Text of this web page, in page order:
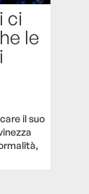
ci
le
il suo